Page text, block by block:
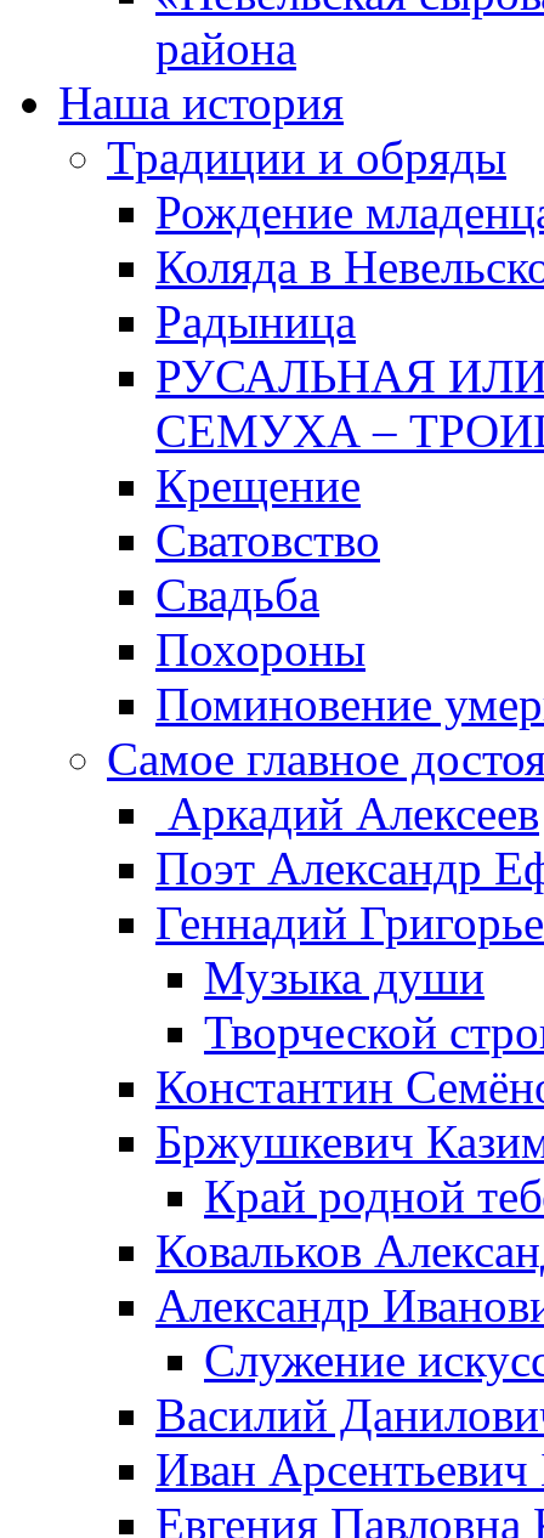
района
Наша история
Традиции и обряды
Рождение
Коляда в
Радыница
РУСАЛЬНАЯ
СЕМУХА –
Крещение
Сватовство
Свадьба
Похороны
Поминовение
Самое главное
Аркадий Алексеев
Поэт Александр
Геннадий
Музыка души
Творческой
Константин
Бржушкевич
Край родной
Ковальков
Александр
Служение
Василий
Иван
Евгения Павловна